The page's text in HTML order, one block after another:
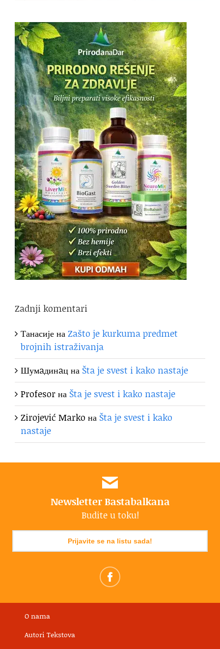
Zadnji komentari
ТанасијенаZašto je kurkuma predmet
brojnih istraživanja
Шумaдинaцна Šta je svest i kako nastaje
Profesorна Šta je svest i kako nastaje
Zirojević Marko на Šta je svest i kako
nastaje
Newsletter Bastabalkana
Budite u toku!
Prijavite se na listu sada!
O nama
Autori Tekstova